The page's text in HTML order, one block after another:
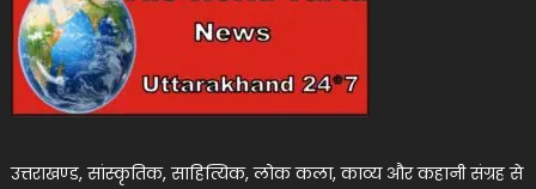
उत्तराखण्ड, सांस्कृतिक, साहित्यिक, लोक कला, काव्य और कहानी संग्रह से